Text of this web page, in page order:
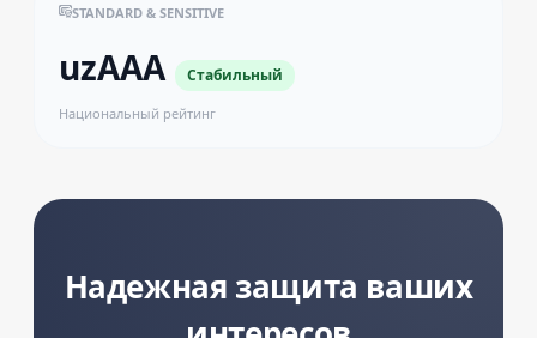
STANDARD & SENSITIVE
uzAAA Стабильный
Национальный рейтинг
Надежная защита ваших